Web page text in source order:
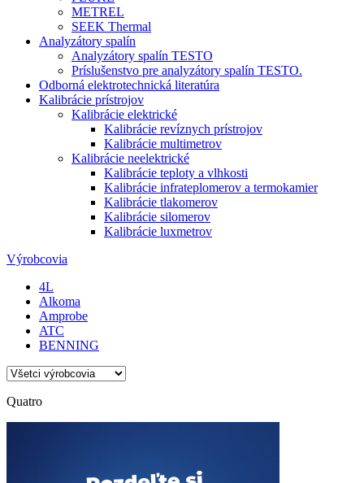
METREL
SEEK Thermal
Analyzátory spalín
Analyzátory spalín TESTO
Príslušenstvo pre analyzátory spalín TESTO.
Odborná elektrotechnická literatúra
Kalibrácie prístrojov
Kalibrácie elektrické
Kalibrácie revíznych prístrojov
Kalibrácie multimetrov
Kalibrácie neelektrické
Kalibrácie teploty a vlhkosti
Kalibrácie infrateplomerov a termokamier
Kalibrácie tlakomerov
Kalibrácie silomerov
Kalibrácie luxmetrov
Výrobcovia
4L
Alkoma
Amprobe
ATC
BENNING
Quatro